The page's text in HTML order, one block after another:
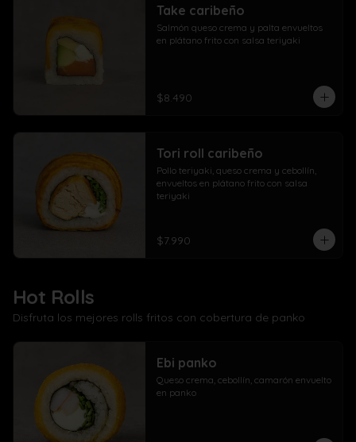
Take caribeño
Salmón queso crema y palta envueltos
en plátano frito con salsa teriyaki
$8.490
Tori roll caribeño
Pollo teriyaki, queso crema y cebollín,
envueltos en plátano frito con salsa
teriyaki
$7.990
Hot Rolls
Disfruta los mejores rolls fritos con cobertura de panko
Ebi panko
Queso crema, cebollín, camarón envuelto
en panko